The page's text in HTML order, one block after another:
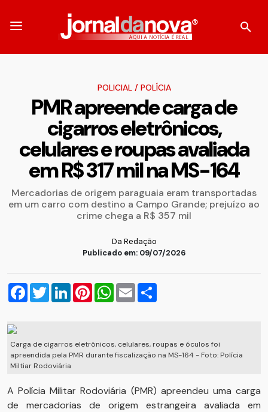
POLICIAL/ POLÍCIA
PMR apreende carga de
cigarros eletrônicos,
celulares e roupas avaliada
em R$ 317 mil na MS-164
Mercadorias de origem paraguaia eram transportadas
em um carro com destino a Campo Grande; prejuízo ao
crime chega a R$ 357 mil
Da Redação
Publicado em: 09/07/2026
Facebook
TwitterLinkedInPinterestWhatsApp
Email
Carga de cigarros eletrônicos, celulares, roupas e óculos foi
apreendida pela PMR durante fiscalização na MS-164 - Foto: Polícia
Miltiar Rodoviária
A Polícia Militar Rodoviária (PMR) apreendeu uma carga
de mercadorias de origem estrangeira avaliada em